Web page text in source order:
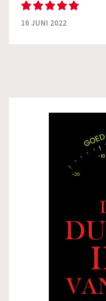
16 JUNI 2022